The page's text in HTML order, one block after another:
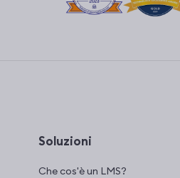
Soluzioni
Che cos'è un LMS?